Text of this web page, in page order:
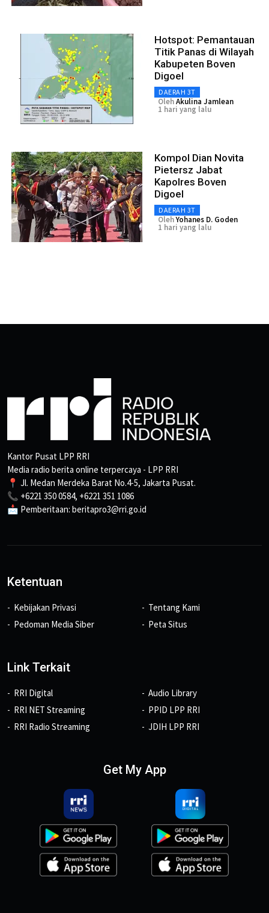
Hotspot: Pemantauan
Titik Panas di Wilayah
Kabupeten Boven
Digoel
DAERAH 3T
OlehAkulina Jamlean
1 hari yang lalu
Kompol Dian Novita
Pietersz Jabat
Kapolres Boven
Digoel
DAERAH 3T
OlehYohanes D. Goden
1 hari yang lalu
Kantor Pusat LPP RRI
Media radio berita online terpercaya - LPP RRI
📍 Jl. Medan Merdeka Barat No.4-5, Jakarta Pusat.
📞 +6221 350 0584, +6221 351 1086
📩 Pemberitaan: beritapro3@rri.go.id
Ketentuan
Kebijakan Privasi
Pedoman Media Siber
Tentang Kami
Peta Situs
Link Terkait
RRI Digital
RRI NET Streaming
RRI Radio Streaming
Audio Library
PPID LPP RRI
JDIH LPP RRI
Get My App